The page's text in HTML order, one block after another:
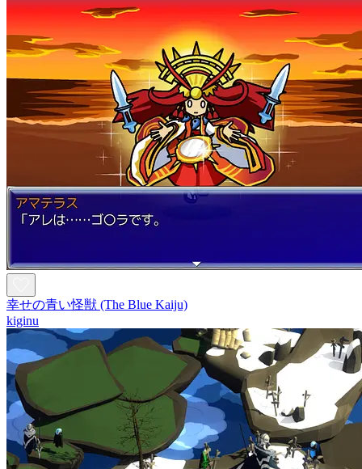
幸せの青い怪獣 (The Blue Kaiju)
kiginu